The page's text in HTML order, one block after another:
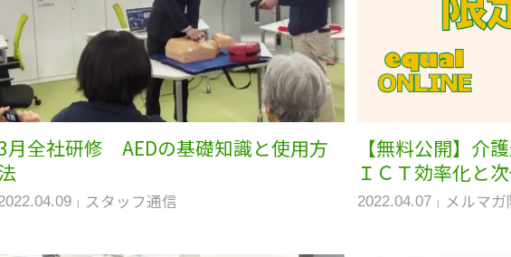
月全社研修 AEDの基礎知識と使用方
スタッフ通信
【無料公開】介
ＩＣＴ効率化と
2022.04.07 メルマ